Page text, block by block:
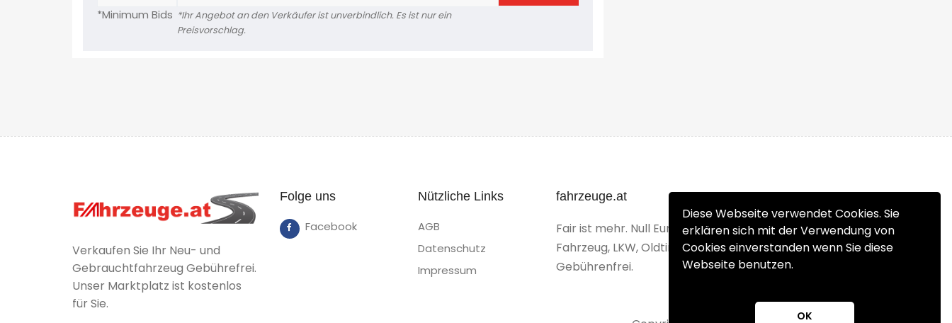
Diese Webseite verwendet Cookies. Sie
erklären sich mit der Verwendung von
Cookies einverstanden wenn Sie diese
Webseite benutzen.
OK
*Minimum Bids *Ihr Angebot an den Verkäufer ist unverbindlich. Es ist nur ein
Preisvorschlag.
Verkaufen Sie Ihr Neu- und
Gebrauchtfahrzeug Gebührefrei.
Unser Marktplatz ist kostenlos
für Sie.
Folge uns
Facebook
Nützliche Links
AGB
Datenschutz
Impressum
fahrzeuge.at
Fair ist mehr. Null Euro Einstellgebühr. Verkaufen Sie Ihr
Fahrzeug, LKW, Oldtimer, Wohnmobil oder Unfallfahrzeug
Gebührenfrei.